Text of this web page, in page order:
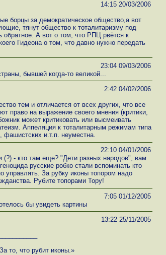
14:15 20/03/2006
борцы за демократическое общество,а вот
тянут общество к тоталитаризму под
обратное. А вот о том, что РПЦ рвётся к
Гидеона о том, что давно нужно передать
23:04 09/03/2006
бывшей когда-то великой...
2:42 04/02/2006
тем и отличается от всех других, что все
право на выражение своего мнения (критики,
может критиковать или высмеивать
Аппеляция к тоталитарным режимам типа
фашистских и.т.п. неуместна.
22:10 04/01/2006
- кто там еще? "Дети разных народов", вам
русские робко стали вспоминать кто
управлять. За рубку иконы топором надо
Рубите топорами Тору!
7:05 01/12/2005
бы увидеть картины
13:22 25/11/2005
то, что рубит иконы.»